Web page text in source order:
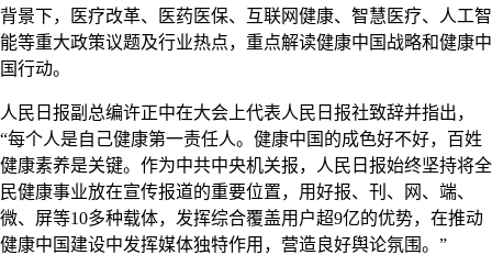
背景下，医疗改革、医药医保、互联网健康、智慧医疗、人工智
能等重大政策议题及行业热点，重点解读健康中国战略和健康中
国行动。
人民日报副总编许正中在大会上代表人民日报社致辞并指出，
“每个人是自己健康第一责任人。健康中国的成色好不好，百姓
健康素养是关键。作为中共中央机关报，人民日报始终坚持将全
民健康事业放在宣传报道的重要位置，用好报、刊、网、端、
微、屏等10多种载体，发挥综合覆盖用户超9亿的优势，在推动
健康中国建设中发挥媒体独特作用，营造良好舆论氛围。”